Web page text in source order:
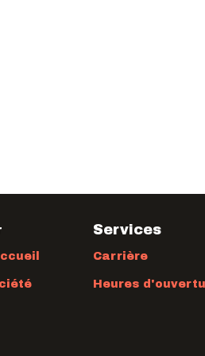
Services
Carrière
Heures